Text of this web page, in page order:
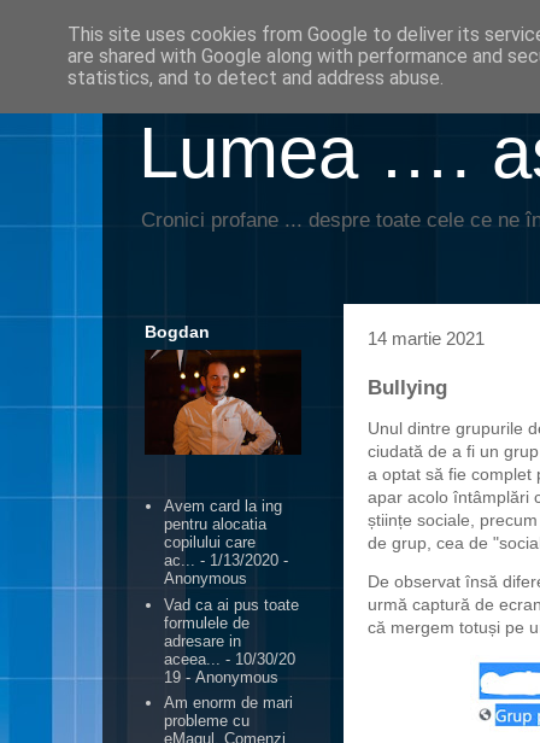
Lumea ….
Cronici profane ... despre toate cele ce ne
14 martie 2021
Bullying
Unul dintre grupurile
ciudată de a fi un
a optat să fie complet
apar acolo întâmplări
științe sociale,
de grup, cea de
De observat însă
urmă captură de
că mergem totuși pe
Bogdan
Avem card la ing
pentru alocatia
copilului care
ac... - 1/13/2020 -
Anonymous
Vad ca ai pus toate
formulele de
adresare in
aceea...
- 10/30/20
19 - Anonymous
Am enorm de mari
probleme cu
eMagul. Comenzi
This site uses cookies from Google to deliver its
are shared with Google along with performance and
statistics, and to detect and address abuse.